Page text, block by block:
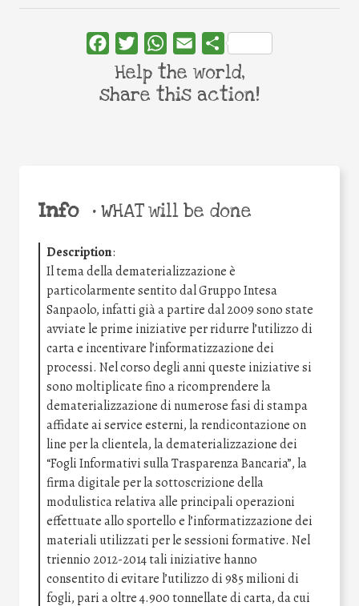
Info •WHAT will be done
Description:
Il tema della dematerializzazione è
particolarmente sentito dal Gruppo Intesa
Sanpaolo, infatti già a partire dal 2009 sono state
avviate le prime iniziative per ridurre l’utilizzo di
carta e incentivare l’informatizzazione dei
processi. Nel corso degli anni queste iniziative si
sono moltiplicate fino a ricomprendere la
dematerializzazione di numerose fasi di stampa
affidate ai service esterni, la rendicontazione on
line per la clientela, la dematerializzazione dei
“Fogli Informativi sulla Trasparenza Bancaria”, la
firma digitale per la sottoscrizione della
modulistica relativa alle principali operazioni
effettuate allo sportello e l’informatizzazione dei
materiali utilizzati per le sessioni formative. Nel
triennio 2012-2014 tali iniziative hanno
consentito di evitare l’utilizzo di 985 milioni di
fogli, pari a oltre 4.900 tonnellate di carta, da cui
FacebookTwitterWhatsApp
Email Share
Help the world,
share this action!